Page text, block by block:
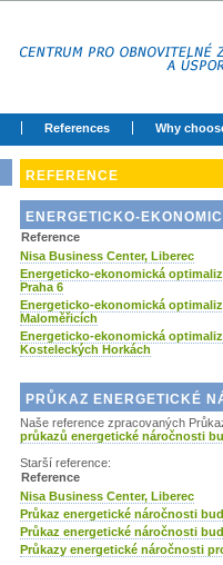
References Why
REFERENCE
ENERGETICKO-
Reference
Nisa Business Center, Liberec
Energeticko-ekonomická
Praha 6
Energeticko-ekonomická
Maloměřicích
Energeticko-ekonomická
Kosteleckých Horkách
PRŮKAZ ENERGETICKÉ
Naše reference zpracovaných
průkazů energetické náročnosti
Starší reference:
Reference
Nisa Business Center, Liberec
Průkaz energetické náročnosti
Průkaz energetické náročnosti
Průkazy energetické náročnosti